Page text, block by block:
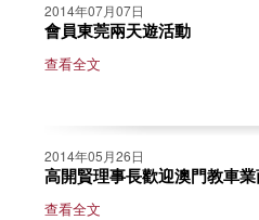
2014年07月07日
會員東莞兩天遊活動
查看全文
2014年05月26日
高開賢理事長歡迎澳門教車
查看全文